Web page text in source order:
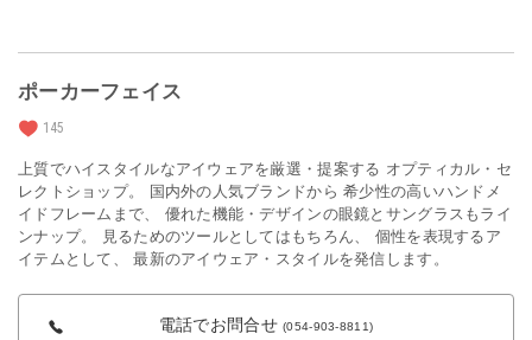
ポーカーフェイス
145
上質でハイスタイルなアイウェアを厳選・提案する オプティカル・セ
レクトショップ。 国内外の人気ブランドから 希少性の高いハンドメ
イドフレームまで、 優れた機能・デザインの眼鏡とサングラスもライ
ンナップ。 見るためのツールとしてはもちろん、 個性を表現するア
イテムとして、 最新のアイウェア・スタイルを発信します。
電話でお問合せ(054-903-8811)